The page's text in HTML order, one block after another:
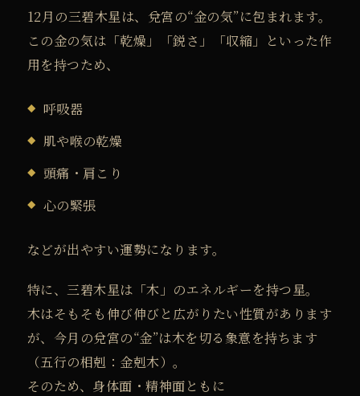
12月の三碧木星は、兌宮の“金の気”に包まれます。
この金の気は「乾燥」「鋭さ」「収縮」といった作
用を持つため、
呼吸器
肌や喉の乾燥
頭痛・肩こり
心の緊張
などが出やすい運勢になります。
特に、三碧木星は「木」のエネルギーを持つ星。
木はそもそも伸び伸びと広がりたい性質があります
が、今月の兌宮の“金”は木を切る象意を持ちます
（五行の相剋：金剋木）。
そのため、身体面・精神面ともに